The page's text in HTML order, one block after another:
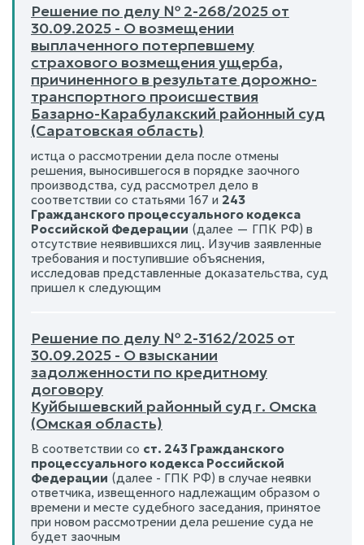
Решение по делу № 2-268/2025 от
30.09.2025 - О возмещении
выплаченного потерпевшему
страхового возмещения ущерба,
причиненного в результате дорожно-
транспортного происшествия
Базарно-Карабулакский районный суд
(Саратовская область)
истца о рассмотрении дела после отмены
решения, выносившегося в порядке заочного
производства, суд рассмотрел дело в
соответствии со статьями 167 и 243
Гражданского процессуального кодекса
Российской Федерации (далее — ГПК РФ) в
отсутствие неявившихся лиц. Изучив заявленные
требования и поступившие объяснения,
исследовав представленные доказательства, суд
пришел к следующим
Решение по делу № 2-3162/2025 от
30.09.2025 - О взыскании
задолженности по кредитному
договору
Куйбышевский районный суд г. Омска
(Омская область)
В соответствии со ст. 243 Гражданского
процессуального кодекса Российской
Федерации (далее - ГПК РФ) в случае неявки
ответчика, извещенного надлежащим образом о
времени и месте судебного заседания, принятое
при новом рассмотрении дела решение суда не
будет заочным